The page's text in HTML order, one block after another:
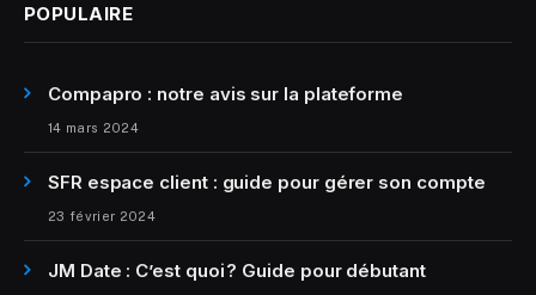
POPULAIRE
Compapro : notre avis sur la plateforme
14 mars 2024
SFR espace client : guide pour gérer son compte
23 février 2024
JM Date : C’est quoi ? Guide pour débutant